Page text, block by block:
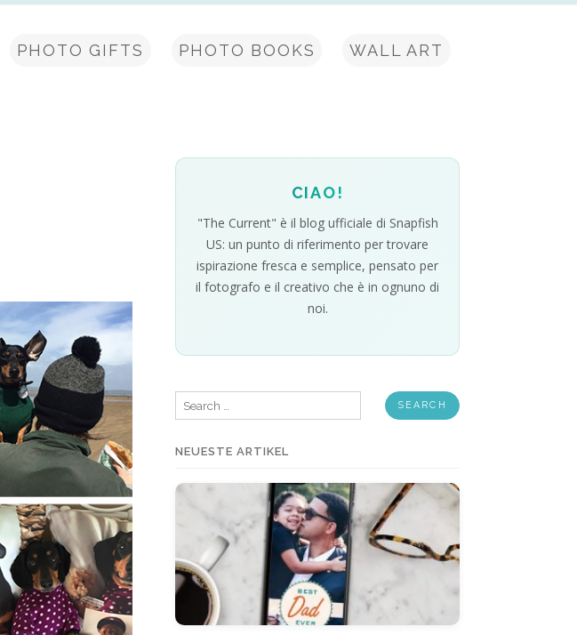
PHOTO GIFTS PHOTO BOOKS WALL ART
CIAO!
"The Current" è il blog ufficiale di Snapfish
US: un punto di riferimento per trovare
ispirazione fresca e semplice, pensato per
il fotografo e il creativo che è in ognuno di
noi.
Search
for:
NEUESTE ARTIKEL